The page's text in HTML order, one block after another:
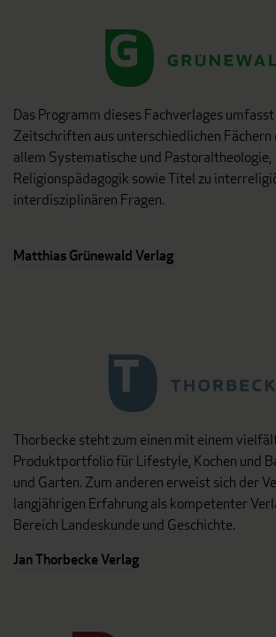
Das Programm dieses Fachverlages
Zeitschriften aus unterschiedlichen Fächern
allem Systematische und Pastoraltheologie,
Religionspädagogik sowie Titel zu
interdisziplinären Fragen.
Matthias Grünewald Verlag
Thorbecke steht zum einen mit einem
Produktportfolio für Lifestyle, Kochen und
und Garten. Zum anderen erweist sich der
langjährigen Erfahrung als kompetenter
Bereich Landeskunde und Geschichte.
Jan Thorbecke Verlag